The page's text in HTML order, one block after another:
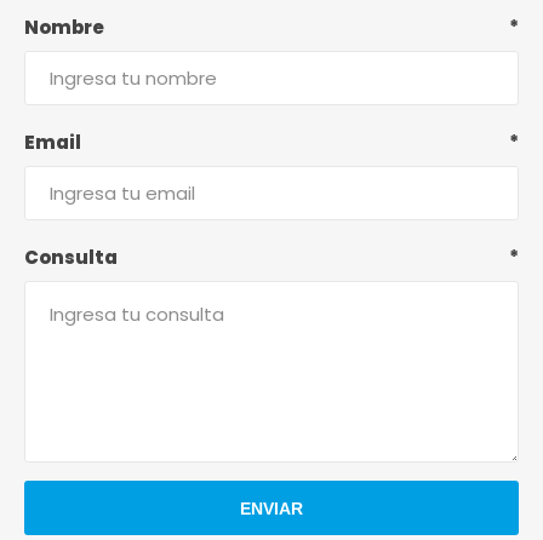
Nombre *
Email *
Consulta *